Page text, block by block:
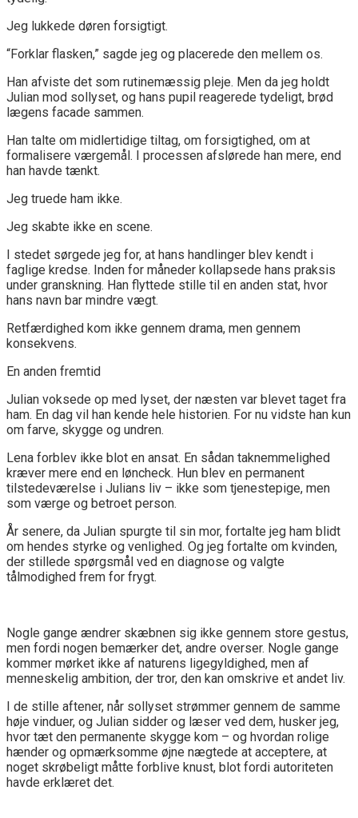
Jeg lukkede døren forsigtigt.
“Forklar flasken,” sagde jeg og placerede den mellem os.
Han afviste det som rutinemæssig pleje. Men da jeg holdt
Julian mod sollyset, og hans pupil reagerede tydeligt, brød
lægens facade sammen.
Han talte om midlertidige tiltag, om forsigtighed, om at
formalisere værgemål. I processen afslørede han mere, end
han havde tænkt.
Jeg truede ham ikke.
Jeg skabte ikke en scene.
I stedet sørgede jeg for, at hans handlinger blev kendt i
faglige kredse. Inden for måneder kollapsede hans praksis
under granskning. Han flyttede stille til en anden stat, hvor
hans navn bar mindre vægt.
Retfærdighed kom ikke gennem drama, men gennem
konsekvens.
En anden fremtid
Julian voksede op med lyset, der næsten var blevet taget fra
ham. En dag vil han kende hele historien. For nu vidste han kun
om farve, skygge og undren.
Lena forblev ikke blot en ansat. En sådan taknemmelighed
kræver mere end en løncheck. Hun blev en permanent
tilstedeværelse i Julians liv – ikke som tjenestepige, men
som værge og betroet person.
År senere, da Julian spurgte til sin mor, fortalte jeg ham blidt
om hendes styrke og venlighed. Og jeg fortalte om kvinden,
der stillede spørgsmål ved en diagnose og valgte
tålmodighed frem for frygt.
Nogle gange ændrer skæbnen sig ikke gennem store gestus,
men fordi nogen bemærker det, andre overser. Nogle gange
kommer mørket ikke af naturens ligegyldighed, men af
menneskelig ambition, der tror, den kan omskrive et andet liv.
I de stille aftener, når sollyset strømmer gennem de samme
høje vinduer, og Julian sidder og læser ved dem, husker jeg,
hvor tæt den permanente skygge kom – og hvordan rolige
hænder og opmærksomme øjne nægtede at acceptere, at
noget skrøbeligt måtte forblive knust, blot fordi autoriteten
havde erklæret det.